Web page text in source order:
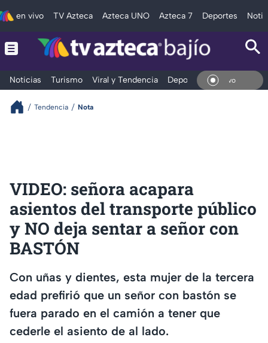
en vivo TV Azteca Azteca UNO Azteca 7 Deportes
Noticias Turismo Viral y Tendencia Deportes Espectáculos
En
Tendencia Nota
VIDEO: señora acapara
asientos del transporte público
y NO deja sentar a señor con
BASTÓN
Con uñas y dientes, esta mujer de la tercera
edad prefirió que un señor con bastón se
fuera parado en el camión a tener que
cederle el asiento de al lado.